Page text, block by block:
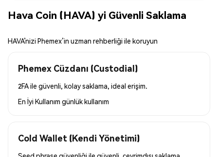
Hava Coin (HAVA) yi Güvenli Saklama
HAVA’nizi Phemex’in uzman rehberliği ile koruyun
Phemex Cüzdanı (Custodial)
2FA ile güvenli, kolay saklama, ideal erişim.
En İyi Kullanım günlük kullanım
Cold Wallet (Kendi Yönetimi)